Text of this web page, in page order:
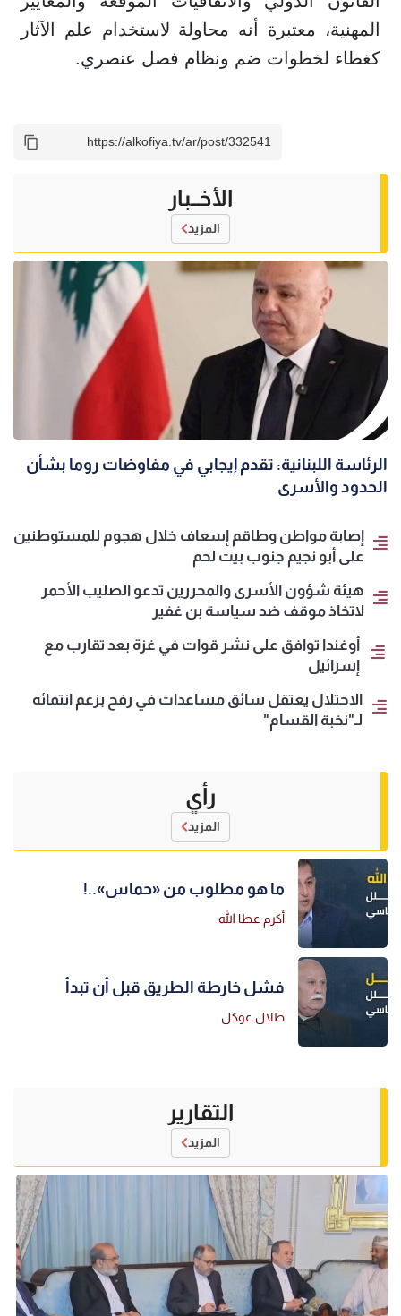
المهنية، معتبرة أنه محاولة لاستخدام علم الآثار
كغطاء لخطوات ضم ونظام فصل عنصري.
الأخــبار
المزيد
الرئاسة اللبنانية: تقدم إيجابي في مفاوضات روما بشأن
الحدود والأسرى
إصابة مواطن وطاقم إسعاف خلال هجوم للمستوطنين
على أبو نجيم جنوب بيت لحم
هيئة شؤون الأسرى والمحررين تدعو الصليب الأحمر
لاتخاذ موقف ضد سياسة بن غفير
أوغندا توافق على نشر قوات في غزة بعد تقارب مع
إسرائيل
الاحتلال يعتقل سائق مساعدات في رفح بزعم انتمائه
لـ"نخبة القسام"
رأي
المزيد
ما هو مطلوب من «حماس»..!
أكرم عطا الله
فشل خارطة الطريق قبل أن تبدأ
طلال عوكل
التقارير
المزيد